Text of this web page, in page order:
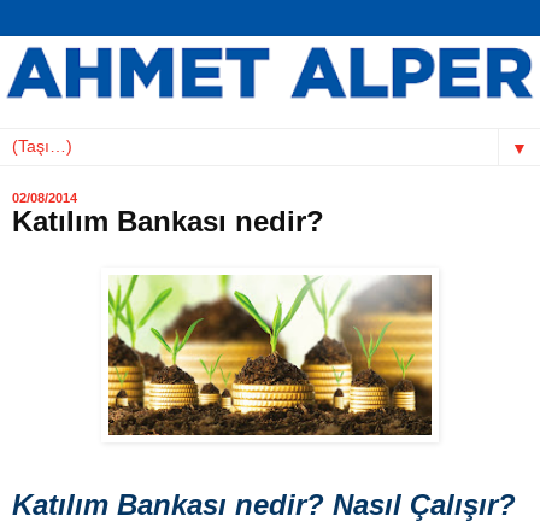
▼
02/08/2014
Katılım Bankası nedir?
Katılım Bankası nedir? Nasıl Çalışır?